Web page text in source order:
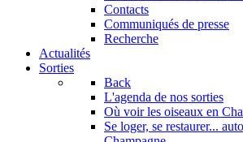
Contacts
Communiqués de presse
Recherche
Actualités
Sorties
Back
L'agenda de nos sorties
Où voir les oiseaux en
Se loger, se restaurer...